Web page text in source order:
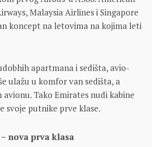
Malaysia Airlines i Singapore
koncept na letovima na kojima leti
apartmana i sedišta, avio-
ulažu u komfor van sedišta, a
avionu. Tako Emirates nudi kabine
svoje putnike prve klase.
nova prva klasa